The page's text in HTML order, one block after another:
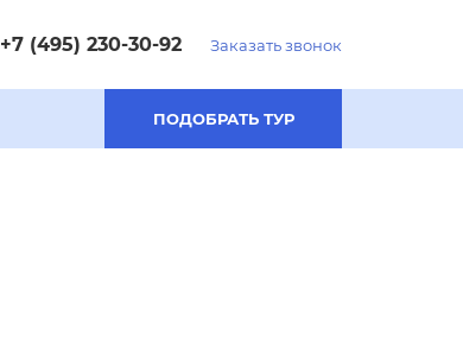
+7 (495) 230-30-92 Заказать звонок
ПОДОБРАТЬ ТУР